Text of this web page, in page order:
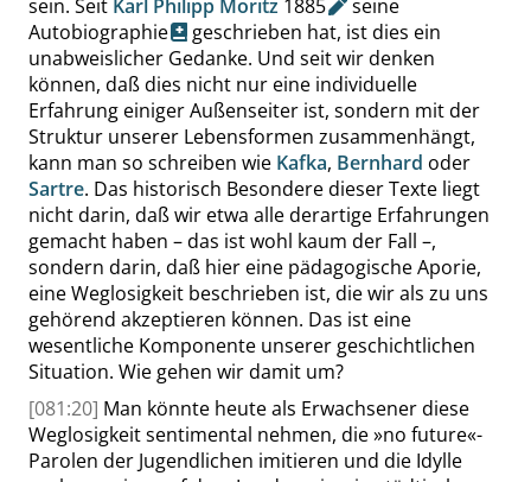
sein. Seit Karl Philipp Moritz 1885
seine
Autobiographie
geschrieben hat, ist dies ein
unabweislicher Gedanke. Und seit wir denken
können, daß dies nicht nur eine individuelle
Erfahrung einiger Außenseiter ist, sondern mit der
Struktur unserer Lebensformen zusammenhängt,
kann man so schreiben wie Kafka, Bernhard oder
Sartre. Das historisch Besondere dieser Texte liegt
nicht darin, daß wir etwa alle derartige Erfahrungen
gemacht haben – das ist wohl kaum der Fall –,
sondern darin, daß hier eine pädagogische Aporie,
eine Weglosigkeit beschrieben ist, die wir als zu uns
gehörend akzeptieren können. Das ist eine
wesentliche Komponente unserer geschichtlichen
Situation. Wie gehen wir damit um?
[081:20] Man könnte heute als Erwachsener diese
Weglosigkeit sentimental nehmen, die»no future«-
Parolen der Jugendlichen imitieren und die Idylle